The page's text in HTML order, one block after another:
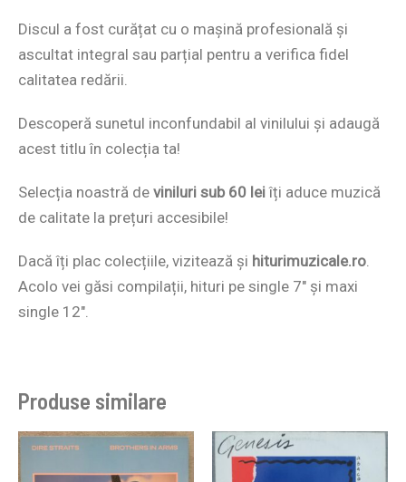
Discul a fost curățat cu o mașină profesională și
ascultat integral sau parțial pentru a verifica fidel
calitatea redării.
Descoperă sunetul inconfundabil al vinilului și adaugă
acest titlu în colecția ta!
Selecția noastră de viniluri sub 60 leiîți aduce muzică
de calitate la prețuri accesibile!
Dacă îți plac colecțiile, vizitează și hiturimuzicale.ro.
Acolo vei găsi compilații, hituri pe single 7″ și maxi
single 12″.
Produse similare